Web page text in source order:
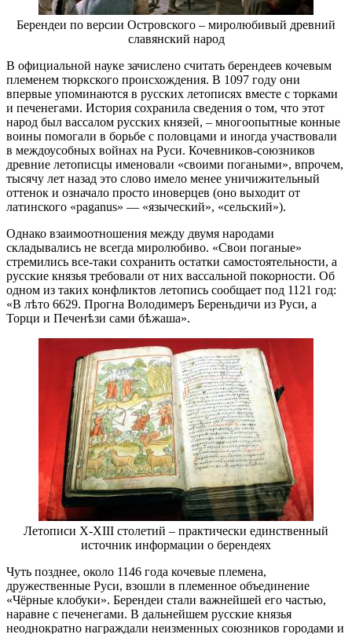
Берендеи по версии Островского – миролюбивый древний
славянский народ
В официальной науке зачислено считать берендеев кочевым
племенем тюркского происхождения. В 1097 году они
впервые упоминаются в русских летописях вместе с торками
и печенегами. История сохранила сведения о том, что этот
народ был вассалом русских князей, – многоопытные конные
воины помогали в борьбе с половцами и иногда участвовали
в междоусобных войнах на Руси. Кочевников-союзников
древние летописцы именовали «своими погаными», впрочем,
тысячу лет назад это слово имело менее уничижительный
оттенок и означало просто иноверцев (оно выходит от
латинского «paganus» — «языческий», «сельский»).
Однако взаимоотношения между двумя народами
складывались не всегда миролюбиво. «Свои поганые»
стремились все-таки сохранить остатки самостоятельности, а
русские князья требовали от них вассальной покорности. Об
одном из таких конфликтов летопись сообщает под 1121 год:
«В лѣто 6629. Прогна Володимеръ Береньдичи из Руси, а
Торци и Печенѣзи сами бѣжаша».
Летописи X-XIII столетий – практически единственный
источник информации о берендеях
Чуть позднее, около 1146 года кочевые племена,
дружественные Руси, взошли в племенное объединение
«Чёрные клобуки». Берендеи стали важнейшей его частью,
наравне с печенегами. В дальнейшем русские князья
неоднократно награждали неизменных союзников городами и